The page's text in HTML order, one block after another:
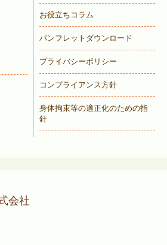
お役立ちコラム
パンフレットダウンロード
プライバシーポリシー
コンプライアンス方針
身体拘束等の適正化のための指
針
会社